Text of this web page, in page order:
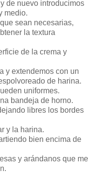
de nuevo introducimos
medio.
sean necesarias,
la textura
de la crema y
y extendemos con un
de harina.
uniformes.
bandeja de horno.
libres los bordes
y la harina.
bien encima de
y arándanos que me